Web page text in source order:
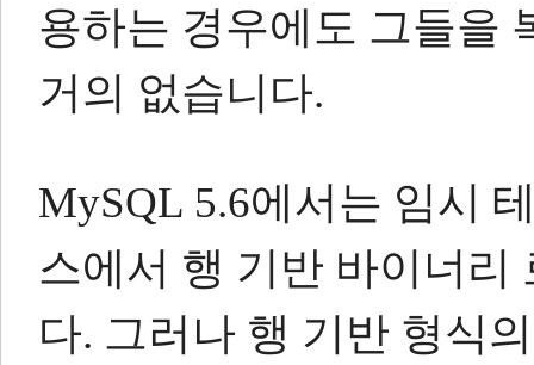
용하는 경우에도 그들을
거의 없습니다.
MySQL 5.6에서는 임시
스에서 행 기반 바이너리
다. 그러나 행 기반 형식